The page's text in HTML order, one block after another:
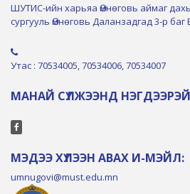
ШУТИС-ийн харьяа Өмнөговь аймаг
сургууль Өмнөговь Даланзадгад 3-р
Утас : 70534005, 70534006, 70534007
МАНАЙ СҮЛЖЭЭНД НЭГДЭЭРЭЙ
МЭДЭЭ ХҮЛЭЭН АВАХ И-МЭЙЛ:
umnugovi@must.edu.mn